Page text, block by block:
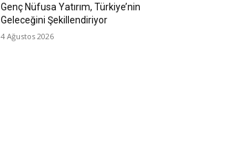
Genç Nüfusa Yatırım, Türkiye’nin
Geleceğini Şekillendiriyor
4 Ağustos 2026